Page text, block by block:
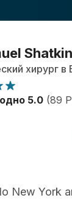
Shatkin
хирург в
5.0 (89
New York